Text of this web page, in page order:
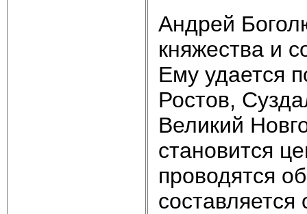
Андрей
княжества и
Ему удается
Ростов,
Великий
становится
проводятся